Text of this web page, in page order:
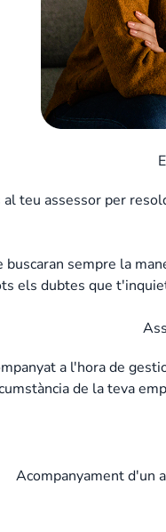
teu assessor per
sempre la
els dubtes que
a l'hora de
de la teva
Acompanyament d'un